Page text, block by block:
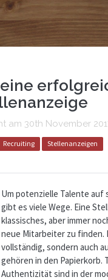
am 30th November
Recruiting Stellenanzeigen
Um potenzielle Talente auf
gibt es viele Wege. Eine
klassisches, aber immer
neue Mitarbeiter zu
vollständig, sondern auch
gehören in den Papierkorb.
Authentizität sind in der